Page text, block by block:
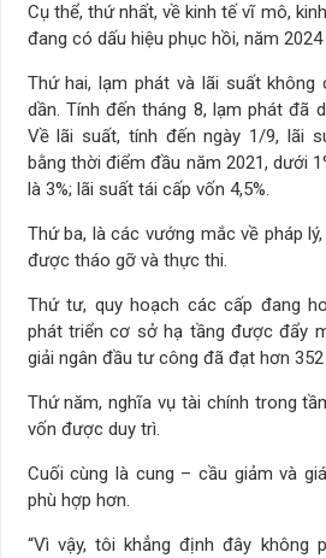
Cụ thể, thứ nhất, về kinh tế vĩ mô,
đang có dấu hiệu phục hồi, năm
Thứ hai, lạm phát và lãi suất không
dần. Tính đến tháng 8, lạm phát đã
Về lãi suất, tính đến ngày 1/9, lãi
bằng thời điểm đầu năm 2021, dưới
là 3%; lãi suất tái cấp vốn 4,5%.
Thứ ba, là các vướng mắc về pháp
được tháo gỡ và thực thi.
Thứ tư, quy hoạch các cấp đang
phát triển cơ sở hạ tầng được đẩy
giải ngân đầu tư công đã đạt hơn
Thứ năm, nghĩa vụ tài chính trong
vốn được duy trì.
Cuối cùng là cung – cầu giảm và
phù hợp hơn.
“Vì vậy, tôi khẳng định đây không